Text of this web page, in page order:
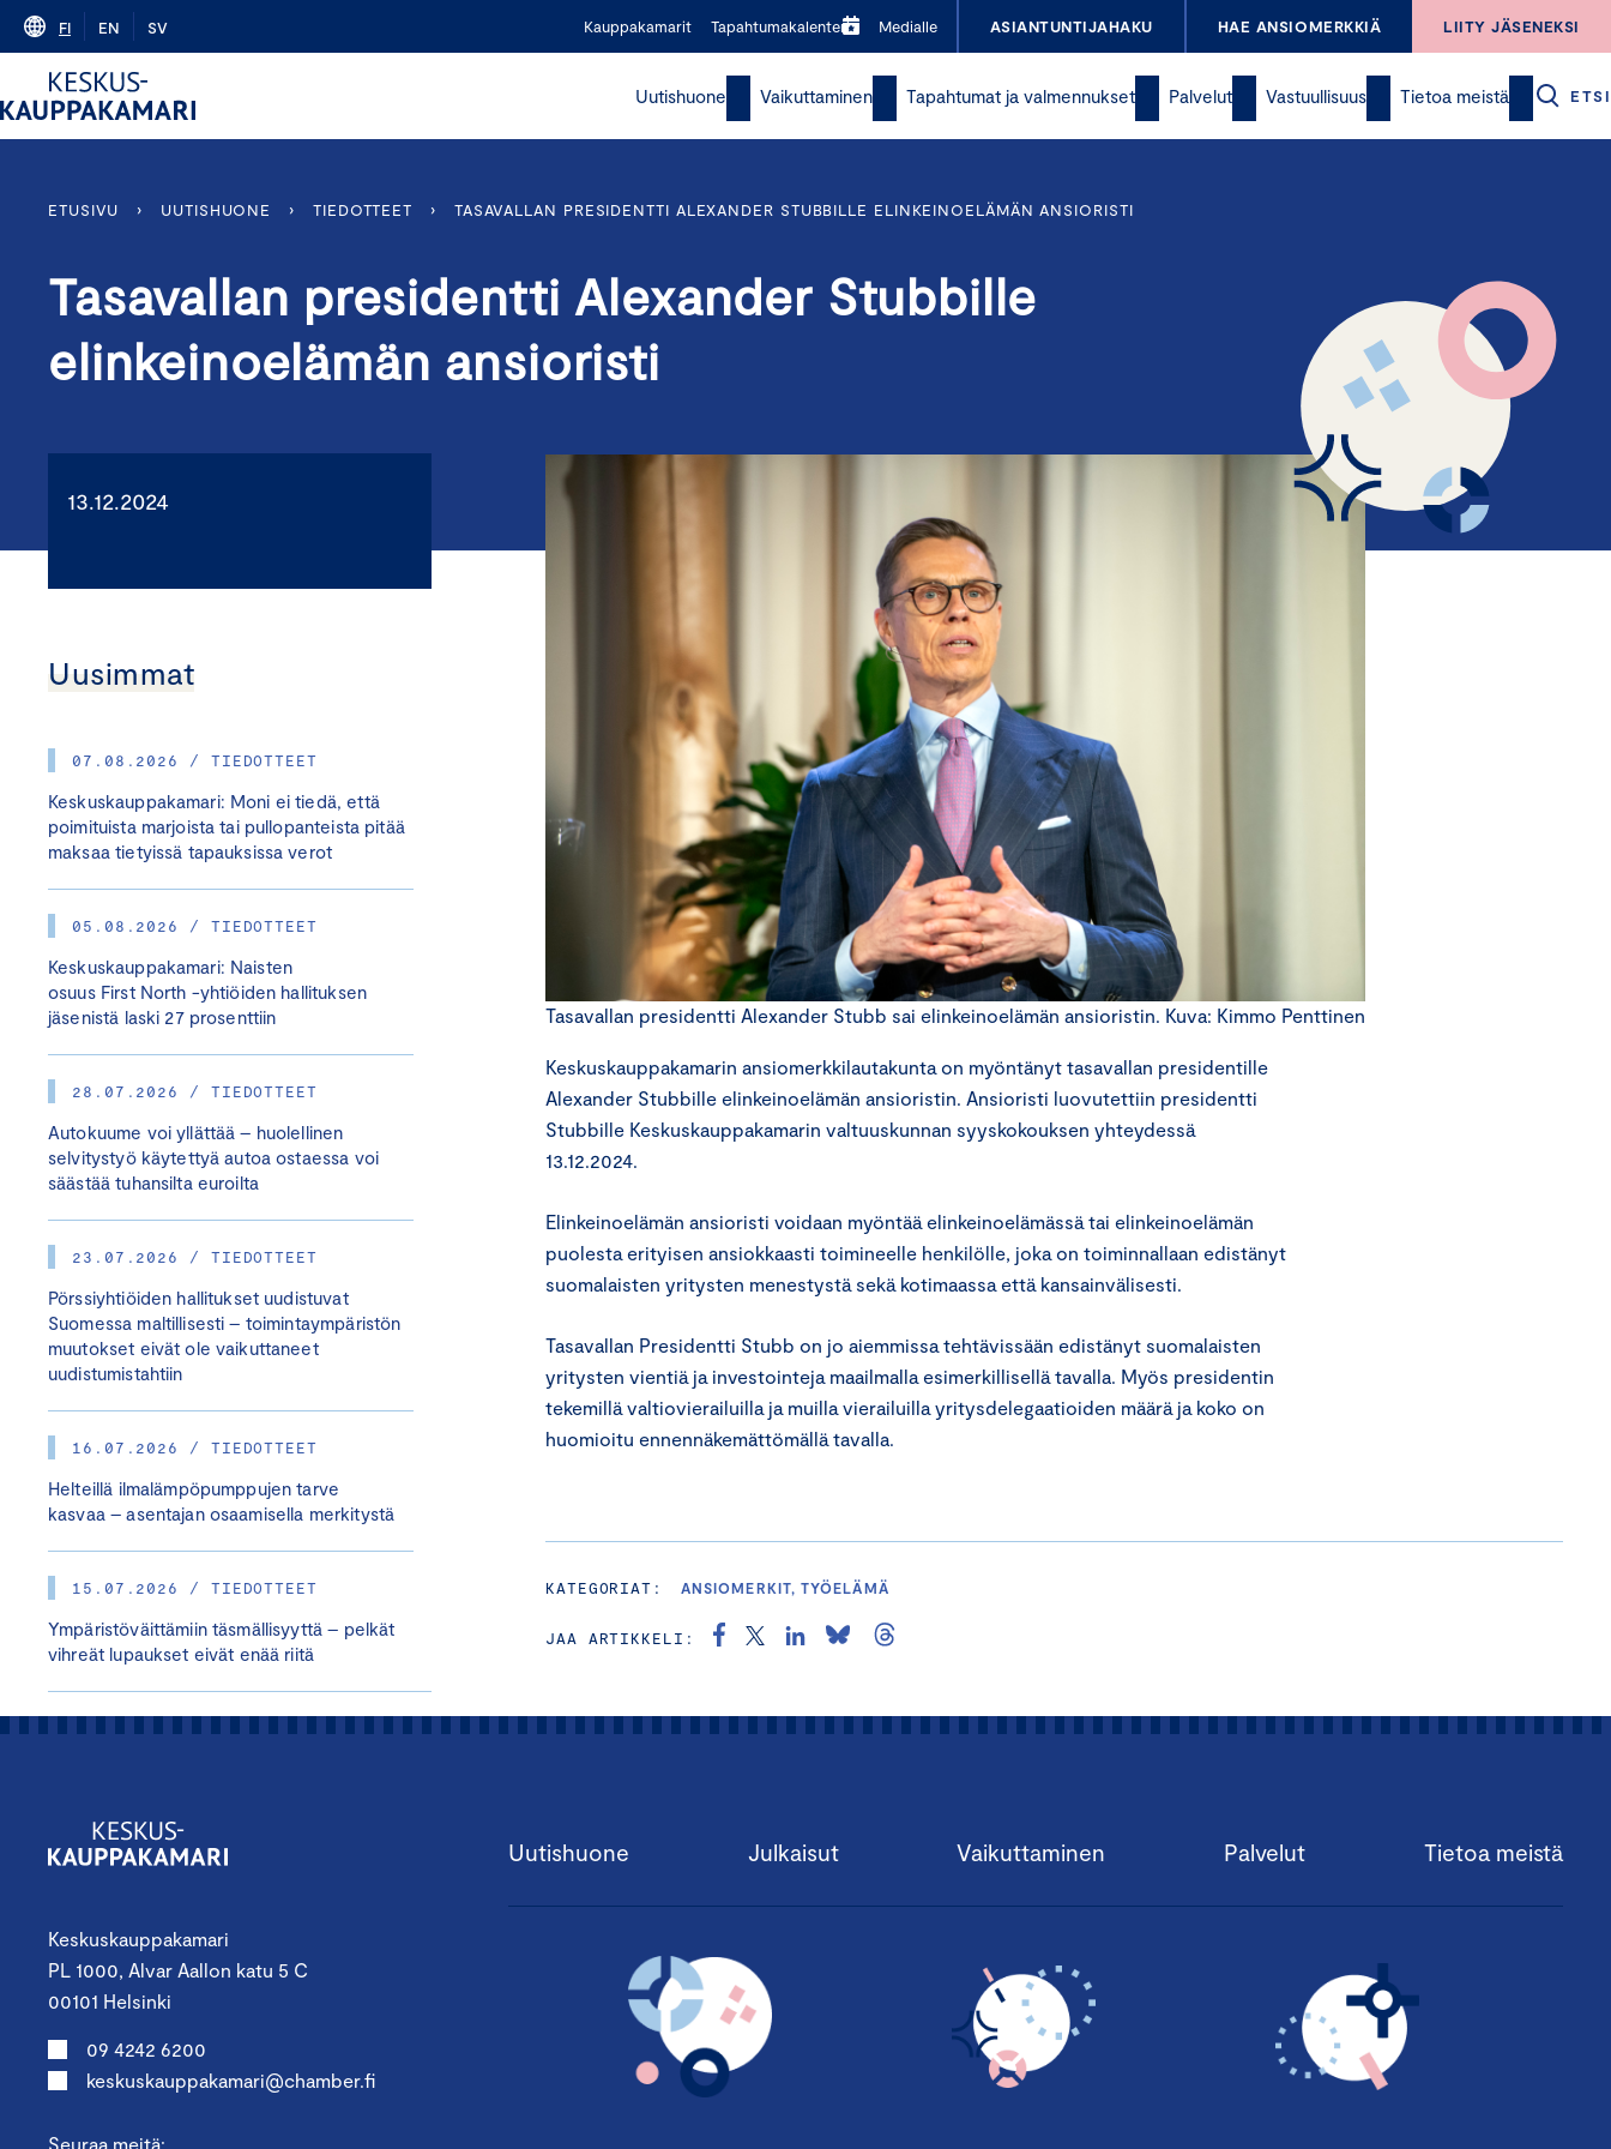
Skip
content
FI EN SV Kauppakamarit Tapahtumakalenteri Medialle ASIANTUNTIJAHAKU HAE ANSIOMERKKIÄ LIITY JÄSENEKSI
Uutishuone Vaikuttaminen Tapahtumat ja valmennukset Palvelut Vastuullisuus Tietoa meistä ETSI
ETUSIVU › UUTISHUONE › TIEDOTTEET › TASAVALLAN PRESIDENTTI ALEXANDER STUBBILLE ELINKEINOELÄMÄN ANSIORISTI
Tasavallan presidentti Alexander Stubbille
elinkeinoelämän ansioristi
13.12.2024
Uusimmat
07.08.2026 / TIEDOTTEET
Keskuskauppakamari: Moni ei tiedä, että
poimituista marjoista tai pullopanteista pitää
maksaa tietyissä tapauksissa verot
05.08.2026 / TIEDOTTEET
Keskuskauppakamari: Naisten
osuus First North -yhtiöiden hallituksen
jäsenistä laski 27 prosenttiin
28.07.2026 / TIEDOTTEET
Autokuume voi yllättää – huolellinen
selvitystyö käytettyä autoa ostaessa voi
säästää tuhansilta euroilta
23.07.2026 / TIEDOTTEET
Pörssiyhtiöiden hallitukset uudistuvat
Suomessa maltillisesti – toimintaympäristön
muutokset eivät ole vaikuttaneet
uudistumistahtiin
16.07.2026 / TIEDOTTEET
Helteillä ilmalämpöpumppujen tarve
kasvaa – asentajan osaamisella merkitystä
15.07.2026 / TIEDOTTEET
Ympäristöväittämiin täsmällisyyttä – pelkät
vihreät lupaukset eivät enää riitä
Tasavallan presidentti Alexander Stubb sai elinkeinoelämän ansioristin. Kuva: Kimmo Penttinen
Keskuskauppakamarin ansiomerkkilautakunta on myöntänyt tasavallan presidentille
Alexander Stubbille elinkeinoelämän ansioristin. Ansioristi luovutettiin presidentti
Stubbille Keskuskauppakamarin valtuuskunnan syyskokouksen yhteydessä
13.12.2024.
Elinkeinoelämän ansioristi voidaan myöntää elinkeinoelämässä tai elinkeinoelämän
puolesta erityisen ansiokkaasti toimineelle henkilölle, joka on toiminnallaan edistänyt
suomalaisten yritysten menestystä sekä kotimaassa että kansainvälisesti.
Tasavallan Presidentti Stubb on jo aiemmissa tehtävissään edistänyt suomalaisten
yritysten vientiä ja investointeja maailmalla esimerkillisellä tavalla. Myös presidentin
tekemillä valtiovierailuilla ja muilla vierailuilla yritysdelegaatioiden määrä ja koko on
huomioitu ennennäkemättömällä tavalla.
KATEGORIAT: ANSIOMERKIT, TYÖELÄMÄ
JAA ARTIKKELI:
Keskuskauppakamari
PL 1000, Alvar Aallon katu 5 C
00101 Helsinki
09 4242 6200
keskuskauppakamari@chamber.fi
Seuraa meitä:
Uutishuone Julkaisut Vaikuttaminen Palvelut Tietoa meistä